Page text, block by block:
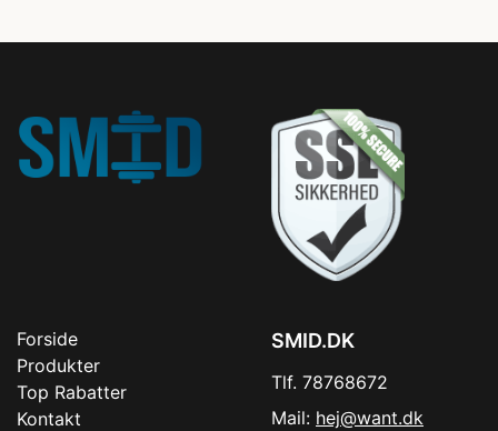
Forside
Produkter
Top Rabatter
Kontakt
SMID.DK
Tlf. 78768672
Mail: hej@want.dk